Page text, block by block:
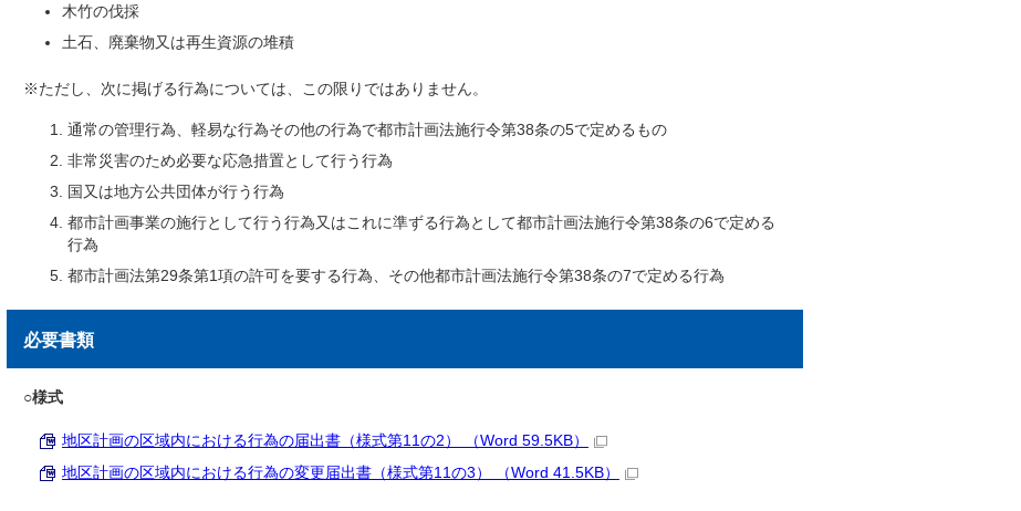
木竹の伐採
土石、廃棄物又は再生資源の堆積
※ただし、次に掲げる行為については、この限りではありません。
通常の管理行為、軽易な行為その他の行為で都市計画法施行令第38条の5で定めるもの
非常災害のため必要な応急措置として行う行為
国又は地方公共団体が行う行為
都市計画事業の施行として行う行為又はこれに準ずる行為として都市計画法施行令第38条の6で定める
行為
都市計画法第29条第1項の許可を要する行為、その他都市計画法施行令第38条の7で定める行為
必要書類
○様式
地区計画の区域内における行為の届出書（様式第11の2） （Word 59.5KB）
地区計画の区域内における行為の変更届出書（様式第11の3） （Word 41.5KB）